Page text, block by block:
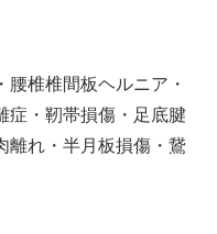
腰椎椎間板ヘルニア・
症・靭帯損傷・足底腱
離れ・半月板損傷・鵞